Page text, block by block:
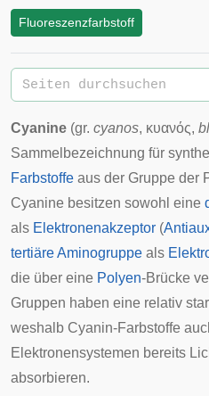
Fluoreszenzfarbstoff
Cyanine (gr. cyanos, κυανός,
Sammelbezeichnung für
Farbstoffe aus der Gruppe der
Cyanine besitzen sowohl eine
als Elektronenakzeptor (
tertiäreAminogruppe als
die über eine Polyen-Brücke
Gruppen haben eine relativ
weshalb Cyanin-Farbstoffe
Elektronensystemen bereits
absorbieren.